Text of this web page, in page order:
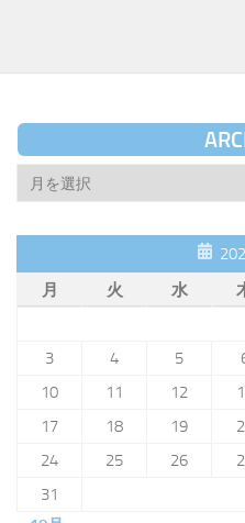
Archive
月
火 水
3
4 5
10
11 12
17
18 19
24
25 26
31